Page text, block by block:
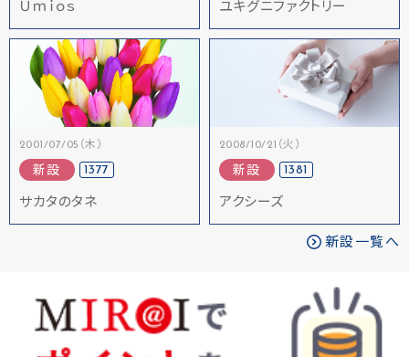
Ｕｍｉｏｓ ユキグニファクトリー
2001/07/05（木）
新設 1377
サカタのタネ
2008/10/21（火）
新設 1381
アクシーズ
新設一覧へ